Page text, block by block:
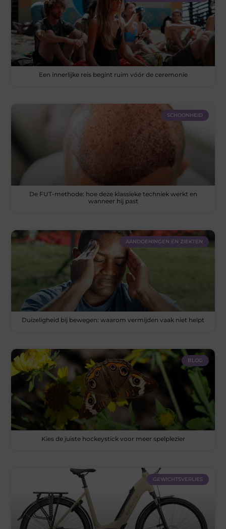
Een innerlijke reis begint ruim vóór de ceremonie
SCHOONHEID
De FUT-methode: hoe deze klassieke techniek werkt en
wanneer hij past
AANDOENINGEN EN ZIEKTEN
Duizeligheid bij bewegen: waarom vermijden vaak niet helpt
BLOG
Kies de juiste hockeystick voor meer spelplezier
GEWICHTSVERLIES